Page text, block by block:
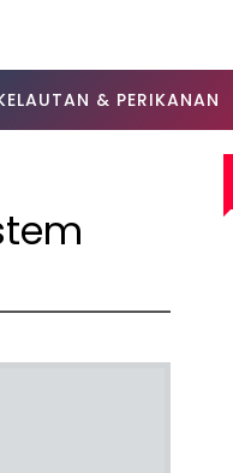
& PERIKANAN